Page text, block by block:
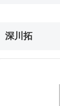
深川拓